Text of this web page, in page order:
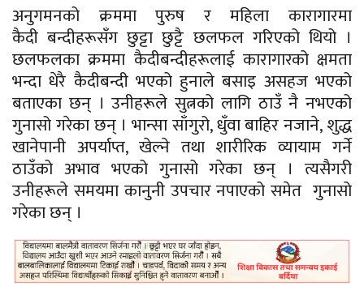
अनुगमनको क्रममा पुरुष र महिला कारागारमा
कैदी बन्दीहरूसँग छुट्टा छुट्टै छलफल गरिएको थियो ।
छलफलका क्रममा कैदीबन्दीहरूलाई कारागारको क्षमता
भन्दा धेरै कैदीबन्दी भएको हुनाले बसाइ असहज भएको
बताएका छन् । उनीहरूले सुत्नको लागि ठाउँ नै नभएको
गुनासो गरेका छन् । भान्सासाँगुरो,धुँवा बाहिर नजाने, शुद्ध
खानेपानी अपर्याप्त, खेल्ने तथा शारीरिक व्यायाम गर्ने
ठाउँको अभाव भएको गुनासो गरेका छन् । त्यसैगरी
उनीहरूले समयमा कानुनी उपचार नपाएको समेत गुनासो
गरेका छन् ।